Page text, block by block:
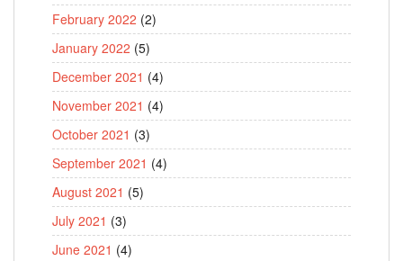
February 2022 (2)
January 2022 (5)
December 2021 (4)
November 2021 (4)
October 2021 (3)
September 2021 (4)
August 2021 (5)
July 2021 (3)
June 2021 (4)